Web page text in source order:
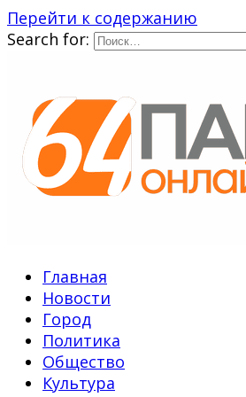
Перейти к содержанию
Search for:
Главная
Новости
Город
Политика
Общество
Культура